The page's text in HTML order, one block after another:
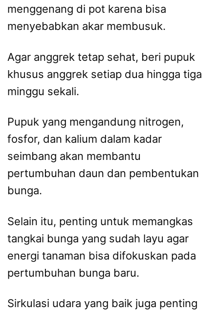
menggenang di pot karena bisa
menyebabkan akar membusuk.
Agar anggrek tetap sehat, beri pupuk
khusus anggrek setiap dua hingga tiga
minggu sekali.
Pupuk yang mengandung nitrogen,
fosfor, dan kalium dalam kadar
seimbang akan membantu
pertumbuhan daun dan pembentukan
bunga.
Selain itu, penting untuk memangkas
tangkai bunga yang sudah layu agar
energi tanaman bisa difokuskan pada
pertumbuhan bunga baru.
Sirkulasi udara yang baik juga penting